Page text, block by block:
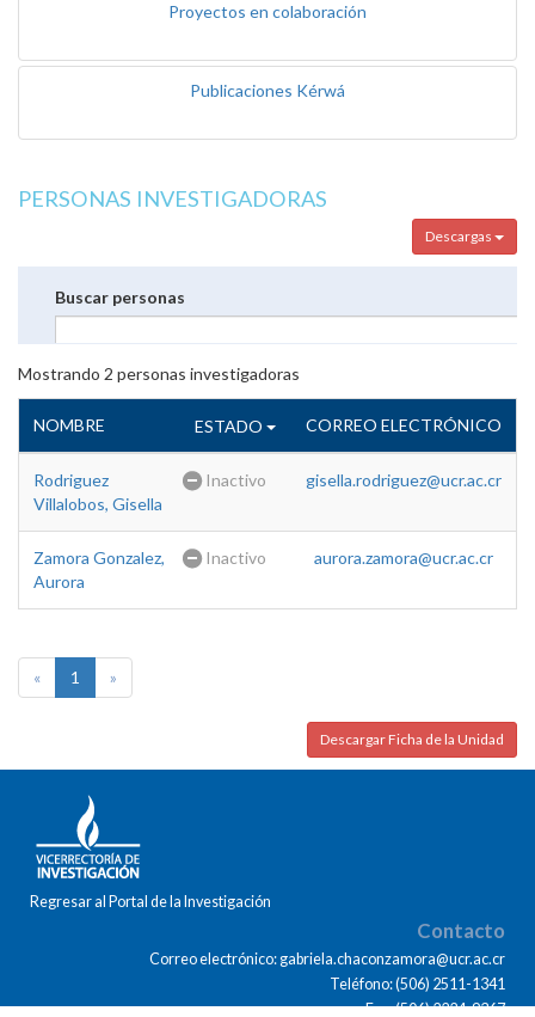
Proyectos en colaboración
Publicaciones Kérwá
PERSONAS INVESTIGADORAS
Descargas
Buscar personas
Mostrando 2 personas investigadoras
NOMBRE ESTADO CORREO ELECTRÓNICO
Rodriguez
Villalobos, Gisella
Inactivo gisella.rodriguez@ucr.ac.cr
Zamora Gonzalez,
Aurora
Inactivo aurora.zamora@ucr.ac.cr
« 1 »
Descargar Ficha de la Unidad
Regresar al Portal de la Investigación
Contacto
Correo electrónico: gabriela.chaconzamora@ucr.ac.cr
Teléfono: (506) 2511-1341
Fax: (506) 2224-9367